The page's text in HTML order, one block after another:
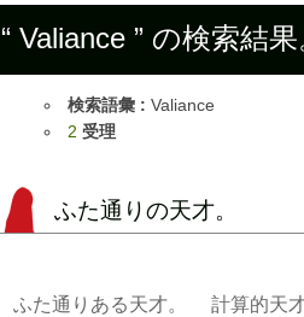
“ Valiance ” の検索結果
検索語彙 :Valiance
2 受理
ふた通りの天才。
ふた通りある天才。 計算的天才